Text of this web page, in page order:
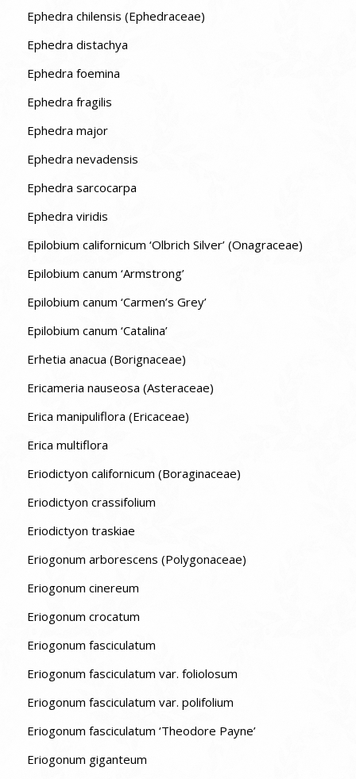
Ephedra chilensis (Ephedraceae)
Ephedra distachya
Ephedra foemina
Ephedra fragilis
Ephedra major
Ephedra nevadensis
Ephedra sarcocarpa
Ephedra viridis
Epilobium californicum ‘Olbrich Silver’ (Onagraceae)
Epilobium canum ‘Armstrong’
Epilobium canum ‘Carmen’s Grey’
Epilobium canum ‘Catalina’
Erhetia anacua (Borignaceae)
Ericameria nauseosa (Asteraceae)
Erica manipuliflora (Ericaceae)
Erica multiflora
Eriodictyon californicum (Boraginaceae)
Eriodictyon crassifolium
Eriodictyon traskiae
Eriogonum arborescens (Polygonaceae)
Eriogonum cinereum
Eriogonum crocatum
Eriogonum fasciculatum
Eriogonum fasciculatum var. foliolosum
Eriogonum fasciculatum var. polifolium
Eriogonum fasciculatum ‘Theodore Payne’
Eriogonum giganteum